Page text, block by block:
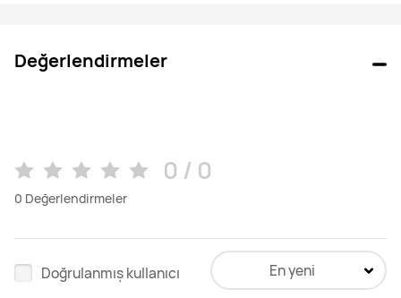
Değerlendirmeler
0 / 0
0 Değerlendirmeler
Doğrulanmış kullanıcı En yeni